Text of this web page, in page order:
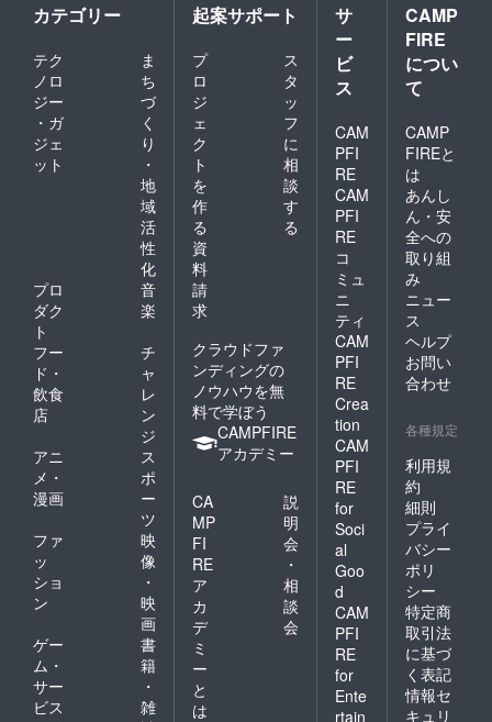
カテゴリー
テク
ノロ
ジー
・ガ
ジェ
ット
ま
ち
づ
く
り
・
地
域
活
性
化
プロ
ダク
ト
音
楽
フー
ド・
飲食
店
チ
ャ
レ
ン
ジ
アニ
メ・
漫画
ス
ポ
ー
ツ
ファ
ッ
ショ
ン
映
像
・
映
画
ゲー
ム・
サー
ビス
書
籍
・
雑
起案サポート
プ
ロ
ジ
ェ
ク
ト
を
作
る
ス
タ
ッ
フ
に
相
談
す
る
資
料
請
求
クラウドファ
ンディングの
ノウハウを無
料で学ぼう
CAMPFIRE
アカデミー
CA
MP
FI
RE
ア
カ
デ
ミ
ー
と
は
説
明
会
・
相
談
会
サ
ー
ビ
ス
CAM
PFI
RE
CAM
PFI
RE
コ
ミュ
ニ
ティ
CAM
PFI
RE
Crea
tion
CAM
PFI
RE
for
Soci
al
Goo
d
CAM
PFI
RE
for
Ente
rtain
CAMP
FIRE
につい
て
CAMP
FIREと
は
あんし
ん・安
全への
取り組
み
ニュー
ス
ヘルプ
お問い
合わせ
各種規定
利用規
約
細則
プライ
バシー
ポリ
シー
特定商
取引法
に基づ
く表記
情報セ
キュリ